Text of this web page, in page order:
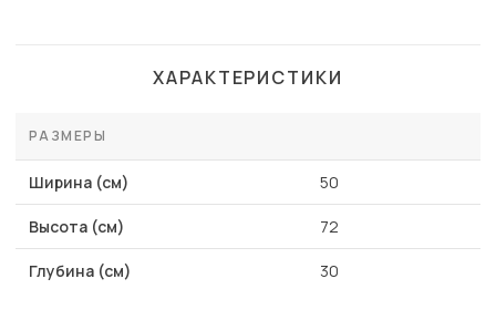
ХАРАКТЕРИСТИКИ
РАЗМЕРЫ
Ширина (см) 50
Высота (см) 72
Глубина (см) 30